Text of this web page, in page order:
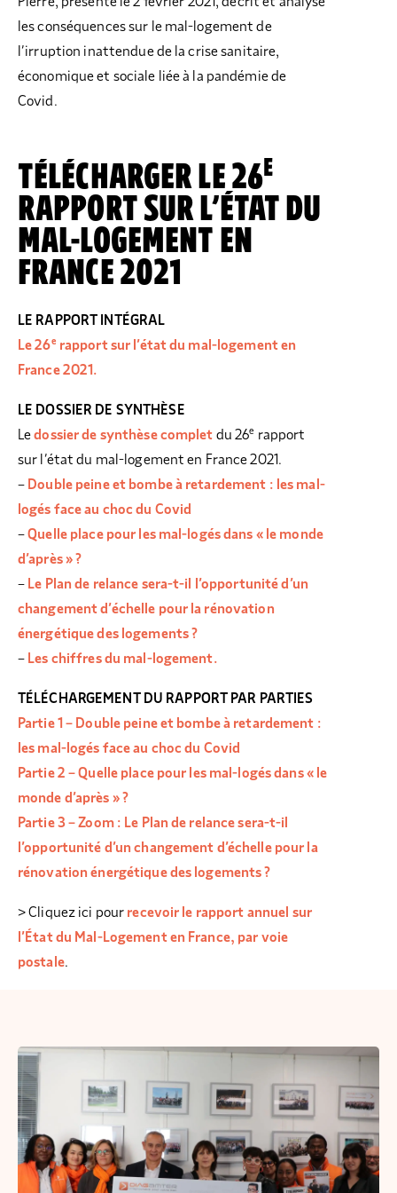
les conséquences sur le mal-logement de
l’irruption inattendue de la crise sanitaire,
économique et sociale liée à la pandémie de
Covid.
TÉLÉCHARGER LE 26 E
RAPPORT SUR L’ÉTAT DU
MAL-LOGEMENT EN
FRANCE 2021
LE RAPPORT INTÉGRAL
Le 26e rapport sur l’état du mal-logement en
France 2021.
LE DOSSIER DE SYNTHÈSE
Ledossier de synthèse complet du 26e rapport
sur l’état du mal-logement en France 2021.
– Double peine et bombe à retardement : les mal-
logés face au choc du Covid
–Quelle place pour les mal-logés dans « le monde
d’après » ?
– Le Plan de relance sera-t-il l’opportunité d’un
changement d’échelle pour la rénovation
énergétique des logements ?
– Les chiffres du mal-logement.
TÉLÉCHARGEMENT DU RAPPORT PAR PARTIES
Partie 1 – Double peine et bombe à retardement :
les mal-logés face au choc du Covid
Partie 2 – Quelle place pour les mal-logés dans « le
monde d’après » ?
Partie 3 – Zoom : Le Plan de relance sera-t-il
l’opportunité d’un changement d’échelle pour la
rénovation énergétique des logements ?
> Cliquez ici pour recevoir le rapport annuel sur
l’État du Mal-Logement en France, par voie
postale.